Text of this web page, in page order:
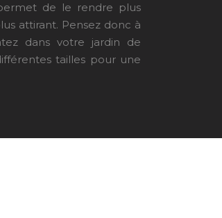
de le rendre plus
attirant. Pensez donc à
dans votre jardin de
tailles pour une